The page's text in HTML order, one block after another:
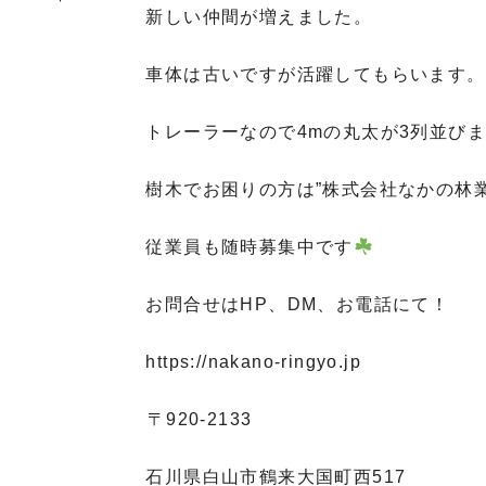
新しい仲間が増えました。
車体は古いですが活躍してもらいます。
トレーラーなので4mの丸太が3列並びま
樹木でお困りの方は”株式会社なかの林
従業員も随時募集中です
お問合せはHP、DM、お電話にて！
https://nakano-ringyo.jp
⁡〒920-2133
石川県白山市鶴来大国町西517